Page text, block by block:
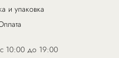
и упаковка
10:00 до 19:00